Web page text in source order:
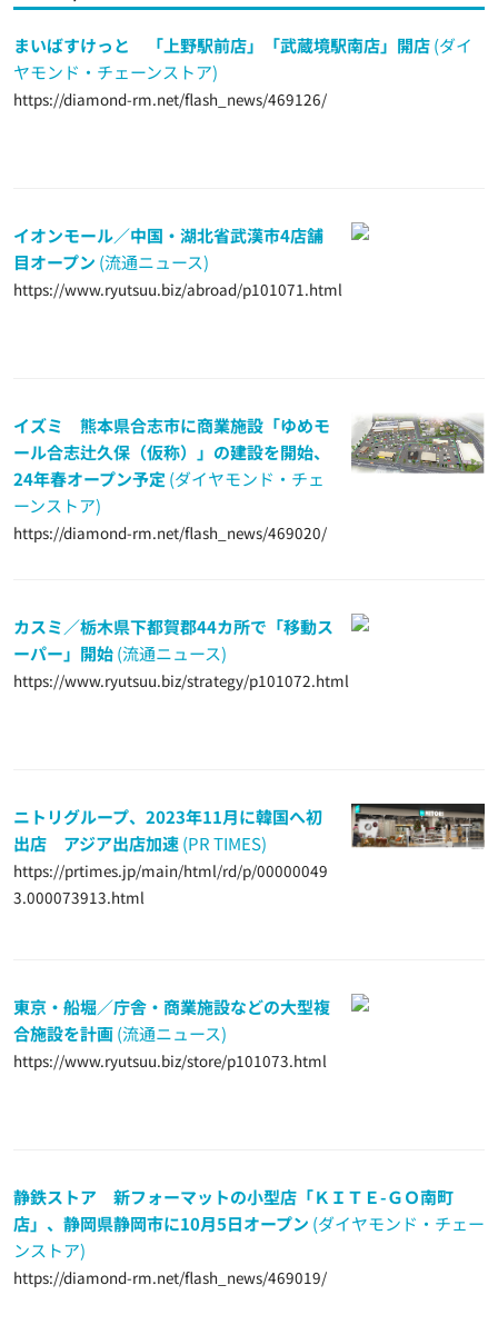
まいばすけっと 「上野駅前店」「武蔵境駅南店」開店(ダイ
ヤモンド・チェーンストア)
https://diamond-rm.net/flash_news/469126/
イオンモール／中国・湖北省武漢市4店舗
目オープン (流通ニュース)
https://www.ryutsuu.biz/abroad/p101071.html
イズミ 熊本県合志市に商業施設「ゆめモ
ール合志辻久保（仮称）」の建設を開始、
24年春オープン予定 (ダイヤモンド・チェ
ーンストア)
https://diamond-rm.net/flash_news/469020/
カスミ／栃木県下都賀郡44カ所で「移動ス
ーパー」開始(流通ニュース)
https://www.ryutsuu.biz/strategy/p101072.html
ニトリグループ、2023年11月に韓国へ初
出店 アジア出店加速(PR TIMES)
https://prtimes.jp/main/html/rd/p/00000049
3.000073913.html
東京・船堀／庁舎・商業施設などの大型複
合施設を計画(流通ニュース)
https://www.ryutsuu.biz/store/p101073.html
静鉄ストア 新フォーマットの小型店「ＫＩＴＥ-ＧＯ南町
店」、静岡県静岡市に10月5日オープン (ダイヤモンド・チェー
ンストア)
https://diamond-rm.net/flash_news/469019/